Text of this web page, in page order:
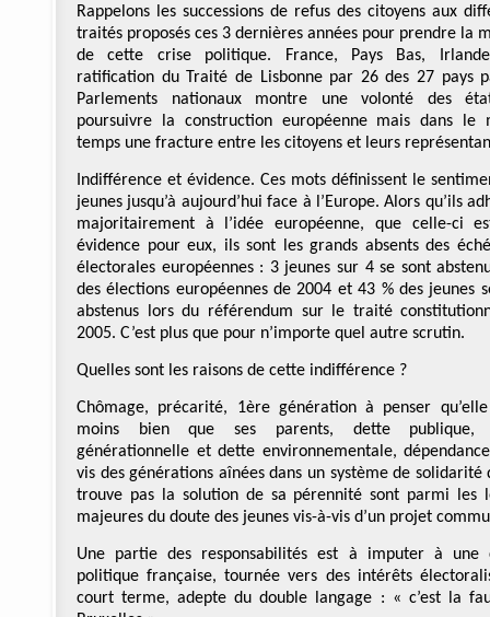
Rappelons les successions de refus des citoyens aux
traités proposés ces 3 dernières années pour prendre la
de cette crise politique. France, Pays Bas,
ratification du Traité de Lisbonne par 26 des 27 pays
Parlements nationaux montre une volonté des
poursuivre la construction européenne mais dans le
temps une fracture entre les citoyens et leurs
Indifférence et évidence. Ces mots définissent le
jeunes jusqu’à aujourd’hui face à l’Europe. Alors qu’ils
majoritairement à l’idée européenne, que celle-ci
évidence pour eux, ils sont les grands absents des
électorales européennes : 3 jeunes sur 4 se sont
des élections européennes de 2004 et 43 % des jeunes
abstenus lors du référendum sur le traité
2005. C’est plus que pour n’importe quel autre scrutin.
Quelles sont les raisons de cette indifférence ?
Chômage, précarité, 1ère génération à penser
moins bien que ses parents, dette publique,
générationnelle et dette environnementale,
vis des générations aînées dans un système de solidarité
trouve pas la solution de sa pérennité sont parmi les
majeures du doute des jeunes vis-à-vis d’un projet
Une partie des responsabilités est à imputer à une
politique française, tournée vers des intérêts
court terme, adepte du double langage : « c’est la